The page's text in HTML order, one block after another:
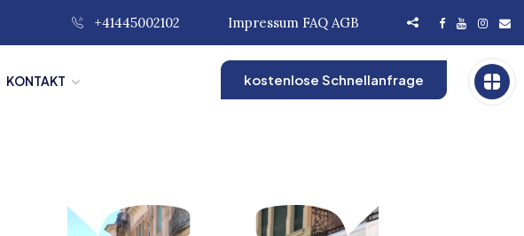
+41445002102 Impressum FAQ AGB
KONTAKT kostenlose Schnellanfrage